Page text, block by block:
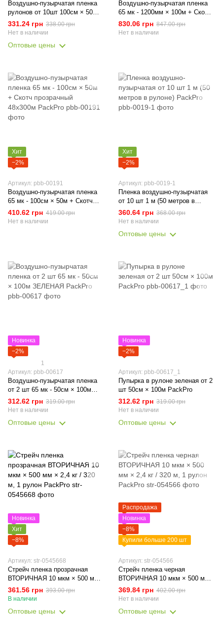
Воздушно-пузырчатая пленка
рулонов от 10шт 100см × 50м
PackPro
331.24 грн 338.00 грн
Нет в наличии
Оптовые цены
Воздушно-пузырчатая пленка
65 мк - 1200мм × 100м + Скотч
прозрачный 48х300м PackPro
830.06 грн 847.00 грн
Нет в наличии
Хит
−2%
Артикул: pbb-00191
Воздушно-пузырчатая пленка
65 мк - 100см × 50м + Скотч
прозрачный 48х300м PackPro
410.62 грн 419.00 грн
Нет в наличии
Хит
−2%
Артикул: pbb-0019-1
Пленка воздушно-пузырчатая
от 10 шт 1 м (50 метров в
рулоне) PackPro
360.64 грн 368.00 грн
Нет в наличии
Оптовые цены
Новинка
−2%
1
Артикул: pbb-00617
Воздушно-пузырчатая пленка
от 2 шт 65 мк - 50см × 100м
ЗЕЛЕНАЯ PackPro
312.62 грн 319.00 грн
Нет в наличии
Оптовые цены
Новинка
−2%
Артикул: pbb-00617_1
Пупырка в рулоне зеленая от 2
шт 50см × 100м PackPro
312.62 грн 319.00 грн
Нет в наличии
Оптовые цены
Новинка
Хит
−8%
Артикул: str-0545668
Стрейч пленка прозрачная
ВТОРИЧНАЯ 10 мкм × 500 мм
× 2,4 кг / 320 м, 1 рулон
PackPro
361.56 грн 393.00 грн
В наличии
Оптовые цены
Распродажа
Новинка
−8%
Купили больше 200 шт
Артикул: str-054566
Стрейч пленка черная
ВТОРИЧНАЯ 10 мкм × 500 мм
× 2,4 кг / 320 м, 1 рулон
PackPro
369.84 грн 402.00 грн
Нет в наличии
Оптовые цены